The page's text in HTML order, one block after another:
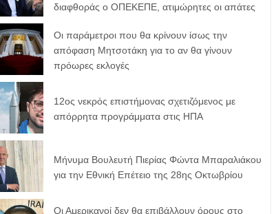
διαφθοράς ο ΟΠΕΚΕΠΕ, ατιμώρητες οι απάτες
Οι παράμετροι που θα κρίνουν ίσως την
απόφαση Μητσοτάκη για το αν θα γίνουν
πρόωρες εκλογές
12ος νεκρός επιστήμονας σχετιζόμενος με
απόρρητα προγράμματα στις ΗΠΑ
Μήνυμα Βουλευτή Πιερίας Φώντα Μπαραλιάκου
για την Εθνική Επέτειο της 28ης Οκτωβρίου
Οι Αμερικανοί δεν θα επιβάλλουν όρους στο